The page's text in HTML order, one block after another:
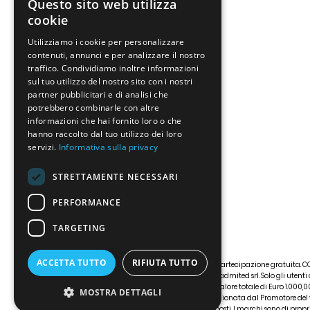
© vincoadesso.com 2026 Partecipazione gratuita.
DAL DPR 430/2001 da Unleadmited srl. Solo gli
buono Idea Shopping del valore totale di Euro
aerea o ferroviaria selezionata dal Promotore
Questo sito web utilizza
cookie
Utilizziamo i cookie per personalizzare
contenuti, annunci e per analizzare il nostro
traffico. Condividiamo inoltre informazioni
sul tuo utilizzo del nostro sito con i nostri
partner pubblicitari e di analisi che
potrebbero combinarle con altre
informazioni che hai fornito loro o che
hanno raccolto dal tuo utilizzo dei loro
servizi. Informativa sulla privacy
STRETTAMENTE NECESSARI
PERFORMANCE
TARGETING
ACCETTA TUTTO RIFIUTA TUTTO
MOSTRA DETTAGLI